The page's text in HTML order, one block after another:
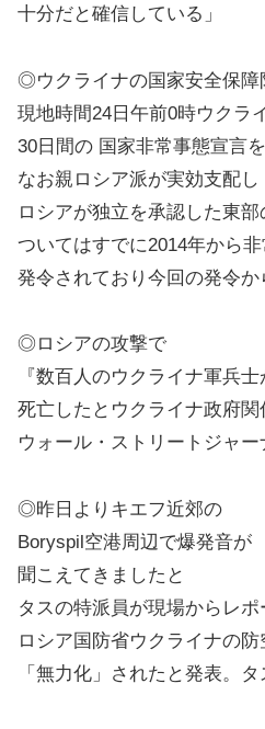
十分だと確信している」
◎ウクライナの国家安全保障
現地時間24日午前0時ウクラ
30日間の 国家非常事態宣言
なお親ロシア派が実効支配し
ロシアが独立を承認した東部
ついてはすでに2014年から
発令されており今回の発令か
◎ロシアの攻撃で
『数百人のウクライナ軍兵士
死亡したとウクライナ政府関
ウォール・ストリートジャー
◎昨日よりキエフ近郊の
Boryspil空港周辺で爆発音が
聞こえてきましたと
タスの特派員が現場からレポ
ロシア国防省ウクライナの防
「無力化」されたと発表。